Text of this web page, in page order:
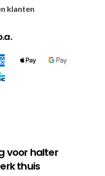
klanten
voor halter
thuis